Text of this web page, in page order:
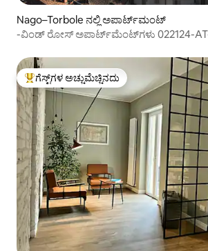
Nago–Torbole ನಲ್ಲಿ ಅಪಾರ್ಟ್‌ಮಂಟ್
-ವಿಂಡ್ ರೋಸ್ ಅಪಾರ್ಟ್‌ಮೆಂಟ್‌ಗಳು
ಗೆಸ್ಟ್‌ಗಳಿಗೆ ಅತಿ ಹೆಚ್ಚು ಅಚ್ಚುಮೆಚ್ಚಿನದು
ಗೆಸ್ಟ್‌ಗಳ ಅಚ್ಚುಮೆಚ್ಚಿನದು